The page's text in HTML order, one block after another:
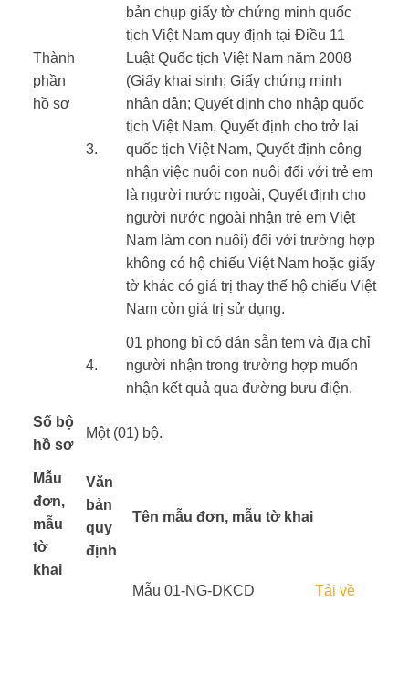
Thành
phần
hồ sơ ​
​3.
bản chụp giấy tờ chứng minh quốc
tịch Việt Nam quy định tại Điều 11
Luật Quốc tịch Việt Nam năm 2008
(Giấy khai sinh; Giấy chứng minh
nhân dân; Quyết định cho nhập quốc
tịch Việt Nam, Quyết định cho trở lại
quốc tịch Việt Nam, Quyết định công
nhận việc nuôi con nuôi đối với trẻ em
là người nước ngoài, Quyết định cho
người nước ngoài nhận trẻ em Việt
Nam làm con nuôi) đối với trường hợp
không có hộ chiếu Việt Nam hoặc giấy
tờ khác có giá trị thay thế hộ chiếu Việt
Nam còn giá trị sử dụng.
​4.
​01 phong bì có dán sẵn tem và địa chỉ
người nhận trong trường hợp muốn
nhận kết quả qua đường bưu điện.
Số bộ
hồ sơ
Một (01) bộ.
Mẫu
đơn,
mẫu
tờ
khai
​Văn
bản
quy
định
Tên mẫu đơn, mẫu tờ khai
Mẫu 01-NG-DKCD Tải về